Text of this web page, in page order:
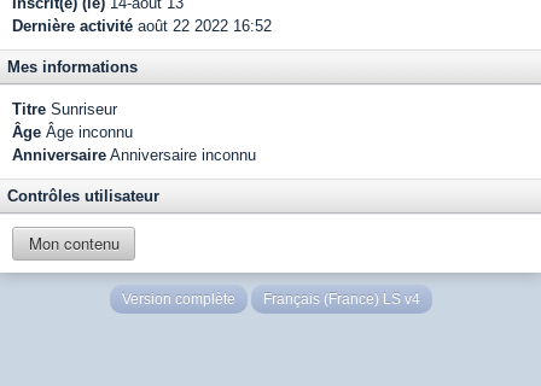
Dernière activité août 22 2022 16:52
Mes informations
Titre Sunriseur
Âge Âge inconnu
Anniversaire Anniversaire inconnu
Contrôles utilisateur
Mon contenu
Version complète Français (France) LS v4